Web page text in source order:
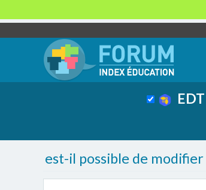
EDT
est-il possible de